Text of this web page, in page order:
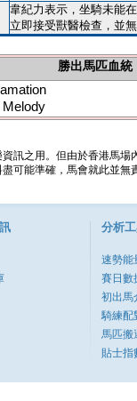
韋紀力表示，坐騎未能
立即接受獸醫檢查，並
勝出馬匹血統
訊之用。但由於香港馬
可能準確，馬會就此並
分析
速勢能
賽日數
初出馬
騎練配
馬匹搬
貼士指